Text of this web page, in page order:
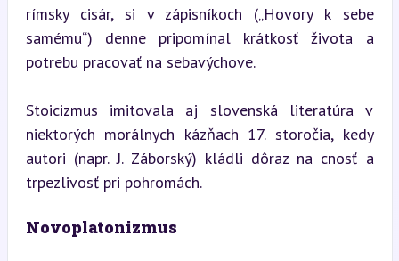
rímsky cisár, si v zápisníkoch („Hovory k sebe
samému“) denne pripomínal krátkosť života a
potrebu pracovať na sebavýchove.
Stoicizmus imitovala aj slovenská literatúra v
niektorých morálnych kázňach 17. storočia, kedy
autori (napr. J. Záborský) kládli dôraz na cnosť a
trpezlivosť pri pohromách.
Novoplatonizmus